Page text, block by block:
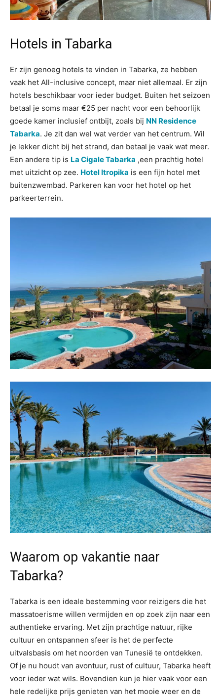
Hotels in Tabarka
Er zijn genoeg hotels te vinden in Tabarka, ze hebben
vaak het All-inclusive concept, maar niet allemaal. Er zijn
hotels beschikbaar voor ieder budget. Buiten het seizoen
betaal je soms maar €25 per nacht voor een behoorlijk
goede kamer inclusief ontbijt, zoals bij NN Residence
Tabarka. Je zit dan wel wat verder van het centrum. Wil
je lekker dicht bij het strand, dan betaal je vaak wat meer.
Een andere tip is La Cigale Tabarka ,een prachtig hotel
met uitzicht op zee. Hotel Itropika is een fijn hotel met
buitenzwembad. Parkeren kan voor het hotel op het
parkeerterrein.
Waarom op vakantie naar
Tabarka?
Tabarka is een ideale bestemming voor reizigers die het
massatoerisme willen vermijden en op zoek zijn naar een
authentieke ervaring. Met zijn prachtige natuur, rijke
cultuur en ontspannen sfeer is het de perfecte
uitvalsbasis om het noorden van Tunesië te ontdekken.
Of je nu houdt van avontuur, rust of cultuur, Tabarka heeft
voor ieder wat wils. Bovendien kun je hier vaak voor een
hele redelijke prijs genieten van het mooie weer en de